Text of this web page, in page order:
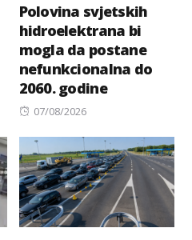
Polovina svjetskih
hidroelektrana bi
mogla da postane
nefunkcionalna do
2060. godine
Posted
07/08/2026